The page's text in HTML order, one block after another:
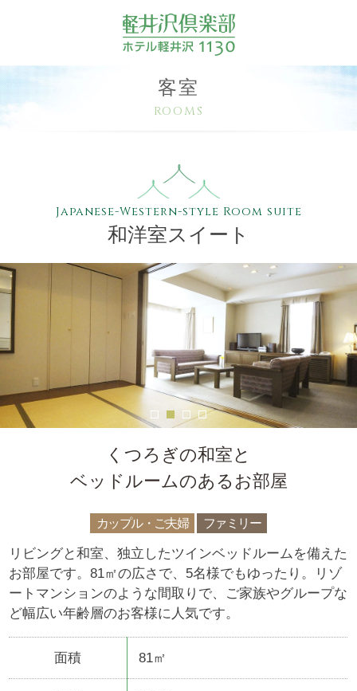
客室
ROOMS
Japanese-Western-style Room suite
和洋室スイート
くつろぎの和室と
ベッドルームのあるお部屋
カップル・ご夫婦 ファミリー
リビングと和室、独立したツインベッドルームを備えた
お部屋です。81㎡の広さで、5名様でもゆったり。リゾ
ートマンションのような間取りで、ご家族やグループな
ど幅広い年齢層のお客様に人気です。
面積 81㎡